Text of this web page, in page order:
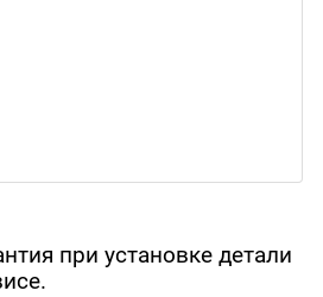
при установке детали